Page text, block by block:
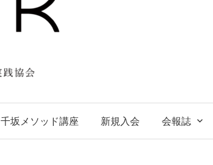
千坂メソッド講座 新規入会 会報誌